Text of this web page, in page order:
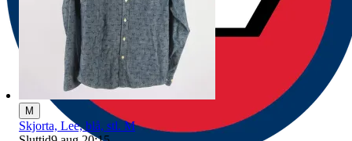
M
Skjorta, Lee, blå, stl. M